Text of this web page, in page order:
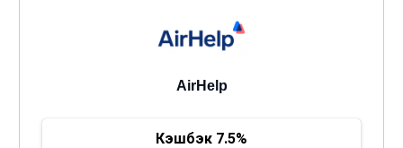
AirHelp
Кэшбэк 7.5%